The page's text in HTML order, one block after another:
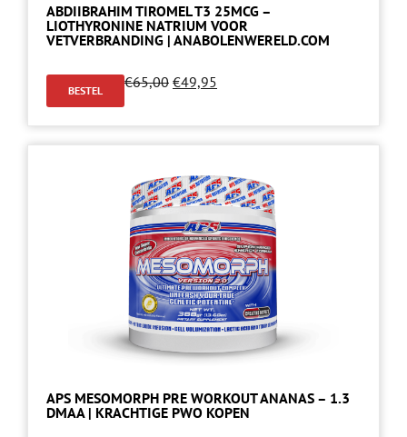
ABDIIBRAHIM TIROMEL T3 25MCG –
LIOTHYRONINE NATRIUM VOOR
VETVERBRANDING | ANABOLENWERELD.COM
BESTEL €65,00 €49,95
APS MESOMORPH PRE WORKOUT ANANAS – 1.3
DMAA | KRACHTIGE PWO KOPEN